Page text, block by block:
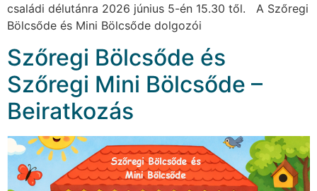
családi délutánra 2026 június 5-én 15.30 től. A Szőregi
Bölcsőde és Mini Bölcsőde dolgozói
Szőregi Bölcsőde és
Szőregi Mini Bölcsőde –
Beiratkozás